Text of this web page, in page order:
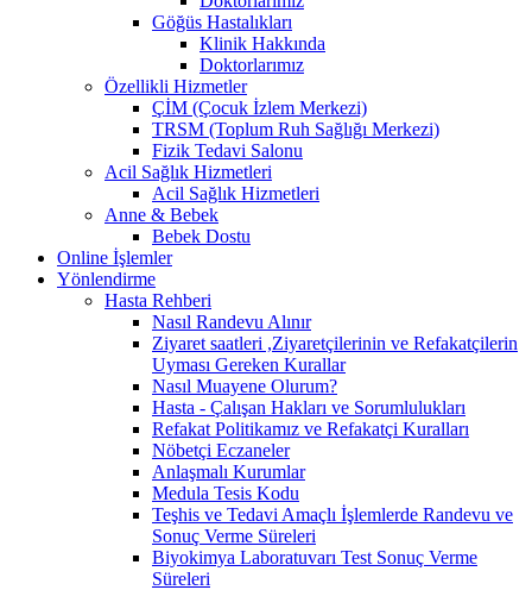
Göğüs Hastalıkları
Klinik Hakkında
Doktorlarımız
Özellikli Hizmetler
ÇİM (Çocuk İzlem Merkezi)
TRSM (Toplum Ruh Sağlığı Merkezi)
Fizik Tedavi Salonu
Acil Sağlık Hizmetleri
Acil Sağlık Hizmetleri
Anne & Bebek
Bebek Dostu
Online İşlemler
Yönlendirme
Hasta Rehberi
Nasıl Randevu Alınır
Ziyaret saatleri ,Ziyaretçilerinin ve Refakatçilerin
Uyması Gereken Kurallar
Nasıl Muayene Olurum?
Hasta - Çalışan Hakları ve Sorumlulukları
Refakat Politikamız ve Refakatçi Kuralları
Nöbetçi Eczaneler
Anlaşmalı Kurumlar
Medula Tesis Kodu
Teşhis ve Tedavi Amaçlı İşlemlerde Randevu ve
Sonuç Verme Süreleri
Biyokimya Laboratuvarı Test Sonuç Verme
Süreleri